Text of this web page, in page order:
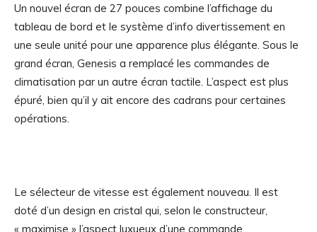
Un nouvel écran de 27 pouces combine l’affichage du
tableau de bord et le système d’info divertissement en
une seule unité pour une apparence plus élégante. Sous le
grand écran, Genesis a remplacé les commandes de
climatisation par un autre écran tactile. L’aspect est plus
épuré, bien qu’il y ait encore des cadrans pour certaines
opérations.
Le sélecteur de vitesse est également nouveau. Il est
doté d’un design en cristal qui, selon le constructeur,
« maximise » l’aspect luxueux d’une commande